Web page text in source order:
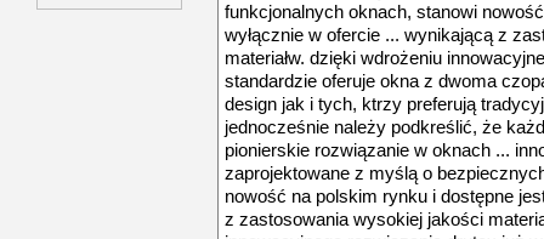
funkcjonalnych oknach, stanowi
wyłącznie w ofercie ... wynikającą z
materiałw. dzięki wdrożeniu
standardzie oferuje okna z dwoma
design jak i tych, ktrzy preferują
jednocześnie należy podkreślić, że
pionierskie rozwiązanie w oknach ...
zaprojektowane z myślą o
nowość na polskim rynku i dostępne
z zastosowania wysokiej jakości